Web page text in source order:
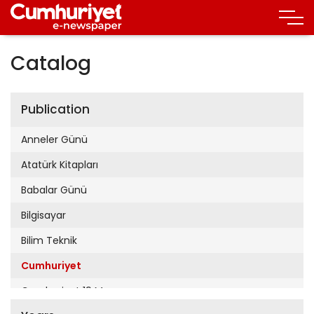
Catalog
Publication
Anneler Günü
Atatürk Kitapları
Babalar Günü
Bilgisayar
Bilim Teknik
Cumhuriyet
Cumhuriyet 19 Mayıs